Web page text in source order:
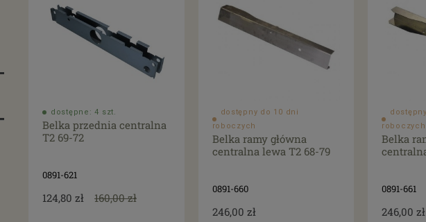
dostępne: 4 szt.
Belka przednia centralna
T2 69-72
0891-621
124,80 zł 160,00 zł
dostępny do 10 dni
roboczych
Belka ramy główna
centralna lewa T2 68-79
0891-660
246,00 zł
roboczych
Belka
0891-661
246,00 zł